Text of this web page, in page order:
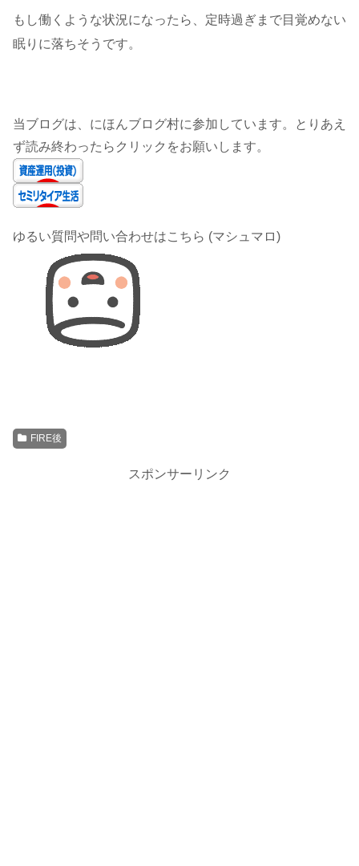
もし働くような状況になったら、定時過ぎまで目覚めない
眠りに落ちそうです。
当ブログは、にほんブログ村に参加しています。とりあえ
ず読み終わったらクリックをお願いします。
ゆるい質問や問い合わせはこちら (マシュマロ)
FIRE後
スポンサーリンク